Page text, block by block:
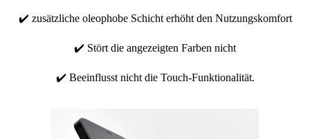
✔️ zusätzliche oleophobe Schicht erhöht den Nutzungskomfort
✔️ Stört die angezeigten Farben nicht
✔️ Beeinflusst nicht die Touch-Funktionalität.